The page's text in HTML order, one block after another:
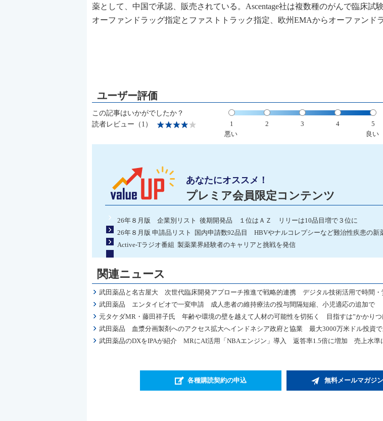
薬として、中国で承認、販売されている。Ascentage社は複数種のがんで臨床試
オーファンドラッグ指定とファストトラック指定、欧州EMAからオーファンド
この記事はいかがでしたか？
読者レビュー（1）
1 2 3 4
5
悪い
良い
あなたにオススメ！
プレミア会員限定コンテンツ
26年８月版 企業別リスト 後期開発品 １位はＡＺ リリーは10品目増で３位に
26年８月版 申請品リスト 国内申請数92品目 HBVやナルコレプシーなど難治性疾患の新
Active-Tラジオ番組 製薬業界経験者のキャリアと挑戦を発信
関連ニュース
武田薬品と名古屋大 次世代臨床開発アプローチ推進で戦略的連携 デジタル技術活用で時間・
武田薬品 エンタイビオで一変申請 成人患者の維持療法の投与間隔短縮、小児適応の追加で
元タケダMR・藤田祥子氏 年齢や環境の壁を越えて人材の可能性を切拓く 目指すは”かかりつ
武田薬品 血漿分画製剤へのアクセス拡大へインドネシア政府と協業 最大3000万米ドル投資
武田薬品のDXをIPAが紹介 MRにAI活用「NBAエンジン」導入 返答率1.5倍に増加 売上水準
各種購読契約の申込 無料メールマガジ